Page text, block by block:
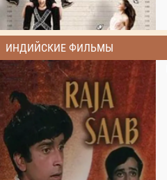
ИНДИЙСКИЕ ФИЛЬМЫ